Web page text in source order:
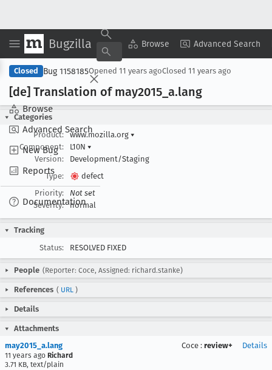
Bugzilla Browse Advanced Search
Browse
Advanced Search
New Bug
Reports
Documentation
Copy Summary ▾ View ▾
Closed Bug 1158185Opened 11 years agoClosed 11 years ago
[de] Translation of may2015 _a.lang
Categories
Product:
www.mozilla.org ▾
Component:
L10N ▾
Version:
Development/Staging
Type:
defect
Priority:
Not set
Severity:
normal
Tracking
Status:
RESOLVED FIXED
People (Reporter: Coce, Assigned: richard.stanke)
References ( URL )
Details
Attachments
may2015_a.lang
11 years ago Richard
3.71 KB, text/plain
Coce : review+ Details